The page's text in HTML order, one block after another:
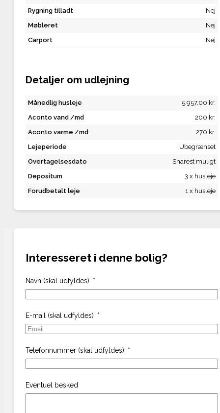
Rygning tilladt
Nej
Møbleret
Nej
Carport
Nej
Detaljer om udlejning
Månedlig husleje
5.957,00 kr.
Aconto vand /md
200 kr.
Aconto varme /md
270 kr.
Lejeperiode
Ubegrænset
Overtagelsesdato
Snarest muligt
Depositum
3 x husleje
Forudbetalt leje
1 x husleje
Interesseret i denne bolig?
Navn (skal udfyldes)
E-mail (skal udfyldes)
Telefonnummer (skal udfyldes)
Eventuel besked